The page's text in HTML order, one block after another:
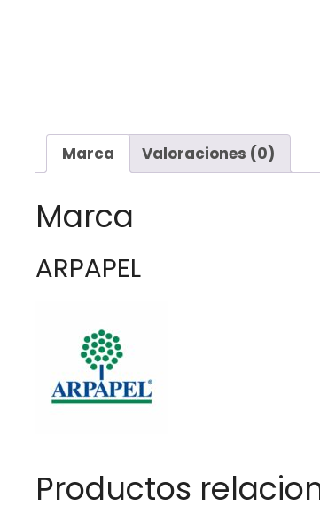
Marca Valoraciones (0)
Marca
ARPAPEL
Productos